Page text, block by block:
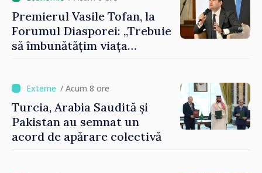
Premierul Vasile Tofan, la
Forumul Diasporei: „Trebuie
să îmbunătățim viața
/ Acum 8 ore
Turcia, Arabia Saudită și
Pakistan au semnat un
acord de apărare colectivă